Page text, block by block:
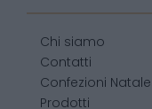
Chi siamo
Contatti
Confezioni Natale
Prodotti